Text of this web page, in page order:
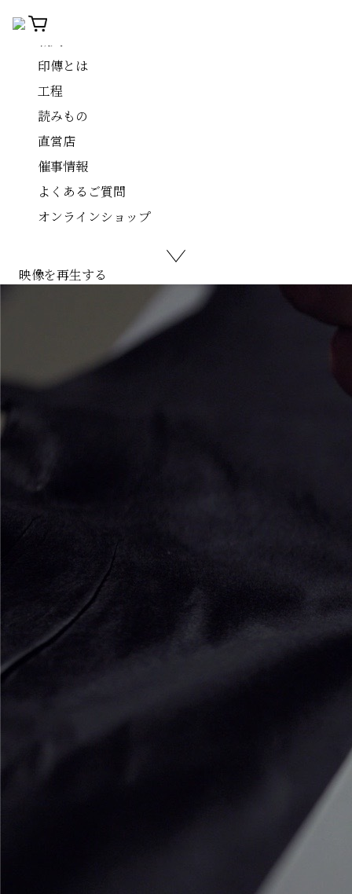
商品
印傳とは
工程
読みもの
直営店
催事情報
よくあるご質問
オンラインショップ
映像を再生する